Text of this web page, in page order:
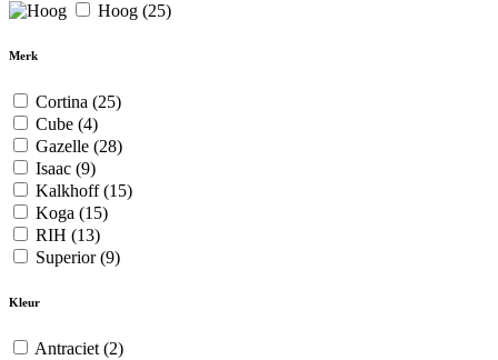
Hoog (25)
Merk
Cortina (25)
Cube (4)
Gazelle (28)
Isaac (9)
Kalkhoff(15)
Koga (15)
RIH (13)
Superior(9)
Kleur
Antraciet (2)